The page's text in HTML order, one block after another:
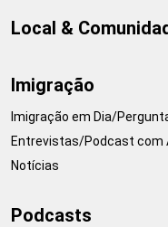
Local &
Imigração
Imigração em Dia/
Entrevistas/Podcast com
Notícias
Podcasts